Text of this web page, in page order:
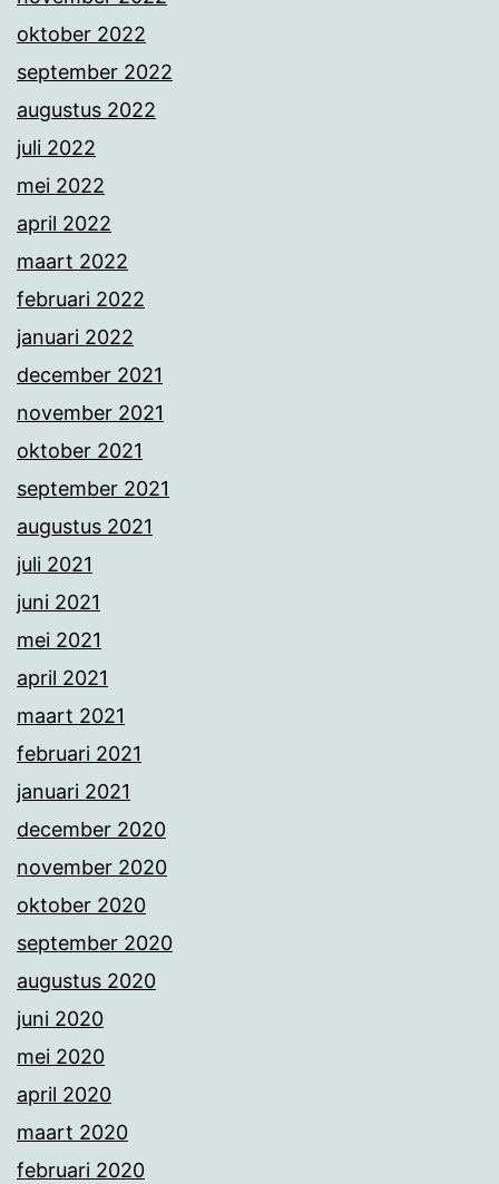
oktober 2022
september 2022
augustus 2022
juli 2022
mei 2022
april 2022
maart 2022
februari 2022
januari 2022
december 2021
november 2021
oktober 2021
september 2021
augustus 2021
juli 2021
juni 2021
mei 2021
april 2021
maart 2021
februari 2021
januari 2021
december 2020
november 2020
oktober 2020
september 2020
augustus 2020
juni 2020
mei 2020
april 2020
maart 2020
februari 2020